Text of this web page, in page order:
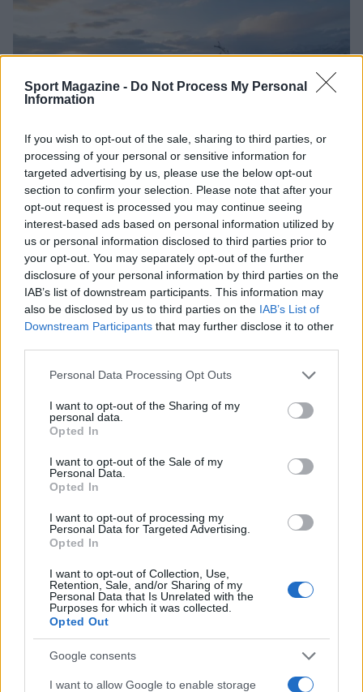
Sport Magazine - Do Not Process My Personal
Information
If you wish to opt-out of the sale, sharing to third parties, or
processing of your personal or sensitive information for
targeted advertising by us, please use the below opt-out
section to confirm your selection. Please note that after your
opt-out request is processed you may continue seeing
interest-based ads based on personal information utilized by
us or personal information disclosed to third parties prior to
your opt-out. You may separately opt-out of the further
disclosure of your personal information by third parties on the
IAB’s list of downstream participants. This information may
also be disclosed by us to third parties on the IAB’s List of
Downstream Participants that may further disclose it to other
Please note that this website/app uses one or more Google
not limited to your visit or usage behaviour. You may click to
grant or deny consent to Google and its third-party tags to
use your data for below specified purposes in below Google
consent section.
Personal Data Processing Opt Outs
I want to opt-out of the Sharing of my
personal data.
Opted In
I want to opt-out of the Sale of my
Personal Data.
Opted In
I want to opt-out of processing my
Personal Data for Targeted Advertising.
Opted In
I want to opt-out of Collection, Use,
Retention, Sale, and/or Sharing of my
Personal Data that Is Unrelated with the
Purposes for which it was collected.
Opted Out
Google consents
I want to allow Google to enable storage
Nuova Zelanda: ondata di freddo eccezionale porta
neve a bassa quota
Francesca Lombardi · 4 Ago 2026
PIÙ LETTI
1 XPENG Partner del Teatro del Silenzio 2026: Veicoli
Formazza e Valle Antrona
destinati al Senegal
Il Córdoba ha ottenuto il II Trofeo Puertas dopo aver
Nuova Zelanda: ondata di freddo eccezionale porta
neve a bassa quota